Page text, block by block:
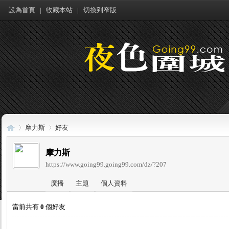
設為首頁 | 收藏本站 | 切換到窄版
夜 ›
摩力斯 好友
摩力斯
https://www.going99.going99.com/dz/?207
廣播 主題 個人資料
當前共有0 個好友